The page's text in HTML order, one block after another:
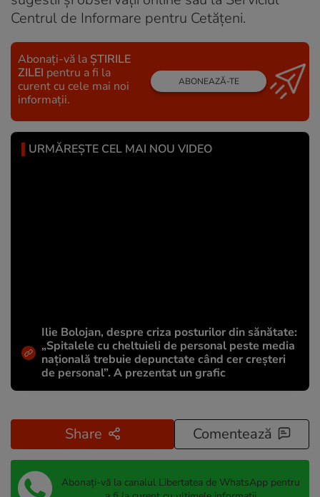
Centrul de Informare pentru Cetățeni.
Abonați-vă la ȘTIRILE
ZILEI pentru a fi la
curent cu cele mai noi
informații.
ABONEAZĂ-TE
URMĂREȘTE CEL MAI NOU VIDEO
Ilie Bolojan, despre criza posturilor din sănătate:
„Spitalele cu cheltuieli de personal peste media
națională trebuie depunctate când cer creșteri
de personal”. A prezentat un grafic
Share Comentează
Abonați-vă la canalul Libertatea de WhatsApp pentru